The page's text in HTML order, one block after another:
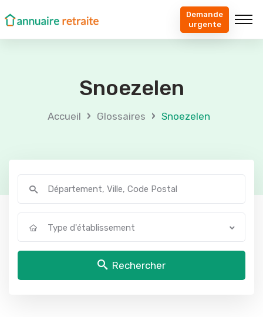
Demande
urgente
Snoezelen
Accueil › Glossaires › Snoezelen
Type d'établissement
Rechercher